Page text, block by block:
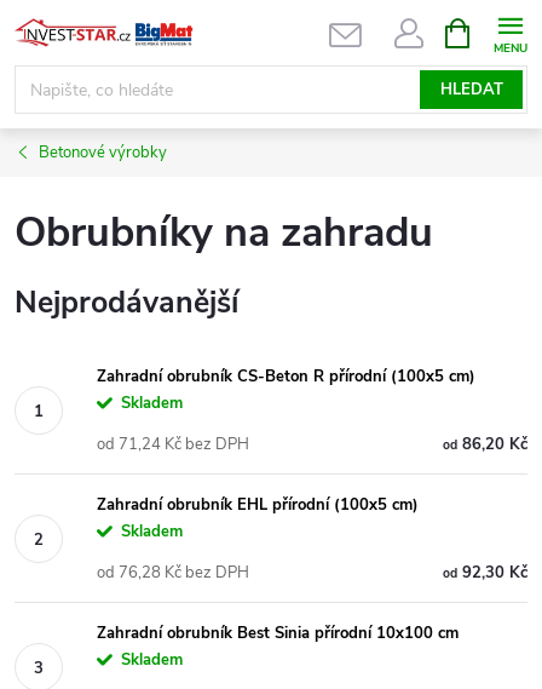
Přejít
na
obsah
HLEDAT
NÁKUPNÍ
KOŠÍK
Betonové výrobky
Obrubníky na zahradu
Nejprodávanější
Zahradní obrubník CS-Beton R přírodní (100x5 cm)
Skladem
od86,20 Kč
od 71,24 Kč bez DPH
Zahradní obrubník EHL přírodní (100x5 cm)
Skladem
od92,30 Kč
od 76,28 Kč bez DPH
Zahradní obrubník Best Sinia přírodní 10x100 cm
Skladem